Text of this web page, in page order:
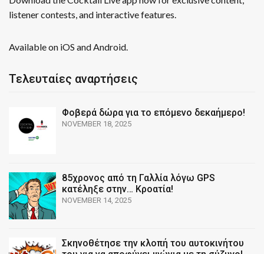
listener contests, and interactive features.
Available on iOS and Android.
Τελευταίες αναρτήσεις
Φοβερά δώρα για το επόμενο δεκαήμερο!
NOVEMBER 18, 2025
85χρονος από τη Γαλλία λόγω GPS
κατέληξε στην… Κροατία!
NOVEMBER 14, 2025
Σκηνοθέτησε την κλοπή του αυτοκινήτου